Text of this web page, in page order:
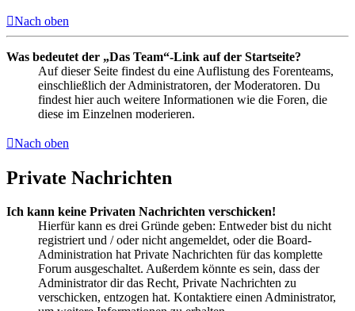
Nach oben
Was bedeutet der „Das Team“-Link auf der Startseite?
Auf dieser Seite findest du eine Auflistung des Forenteams,
einschließlich der Administratoren, der Moderatoren. Du
findest hier auch weitere Informationen wie die Foren, die
diese im Einzelnen moderieren.
Nach oben
Private Nachrichten
Ich kann keine Privaten Nachrichten verschicken!
Hierfür kann es drei Gründe geben: Entweder bist du nicht
registriert und / oder nicht angemeldet, oder die Board-
Administration hat Private Nachrichten für das komplette
Forum ausgeschaltet. Außerdem könnte es sein, dass der
Administrator dir das Recht, Private Nachrichten zu
verschicken, entzogen hat. Kontaktiere einen Administrator,